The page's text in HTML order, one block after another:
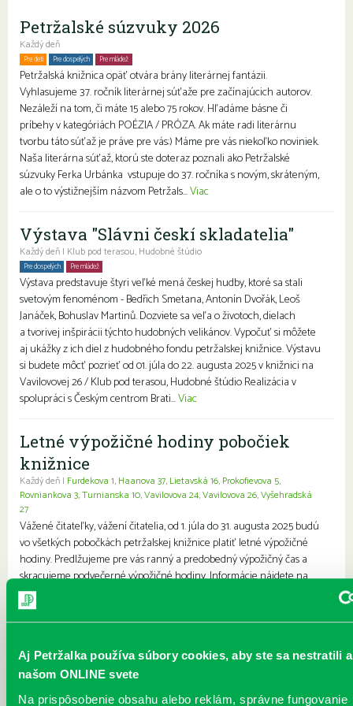
Aj Petržalka používa súbory cookies, aby ste sa nestratili
našom ONLINE svete
Na prispôsobenie obsahu alebo reklám, správne fungovanie
Petržalské súzvuky 2026
Každý deň
Pre deti Pre dospelých Pre mládež
Petržalská knižnica opäť otvára brány literárnej fantázii.
Vyhlasujeme 37. ročník literárnej súťaže pre začínajúcich autorov.
Nezáleží na tom, či máte 15 alebo 75 rokov. Hľadáme básne či
príbehy v kategóriách POÉZIA / PRÓZA. Ak máte radi literárnu
tvorbu táto súťaž je práve pre vás:) Máme pre vás niekoľko noviniek.
Naša literárna súťaž, ktorú ste doteraz poznali ako Petržalské
súzvuky Ferka Urbánka vstupuje do 37. ročníka s novým, skráteným,
ale o to výstižnejším názvom Petržals...Viac
Výstava "Slávni českí skladatelia"
Každý deň | Klub pod terasou, Hudobné štúdio
Pre dospelých Pre mládež
Výstava predstavuje štyri veľké mená českej hudby, ktoré sa stali
svetovým fenoménom - Bedřich Smetana, Antonín Dvořák, Leoš
Janáček, Bohuslav Martinů. Dozviete sa veľa o životoch, dielach
a tvorivej inšpirácii týchto hudobných velikánov. Vypočuť si môžete
aj ukážky z ich diel z hudobného fondu petržalskej knižnice. Výstavu
si budete môcť pozrieť od 01. júla do 22. augusta 2025 v knižnici na
Vavilovovej 26 / Klub pod terasou, Hudobné štúdio Realizácia v
spolupráci s Českým centrom Brati...Viac
Letné výpožičné hodiny pobočiek
knižnice
Každý deň | Furdekova 1, Haanova 37, Lietavská 16, Prokofievova 5,
Rovniankova 3,Turnianska 10,Vavilovova 24,Vavilovova 26,Vyšehradská
27
Vážené čitateľky, vážení čitatelia, od 1. júla do 31. augusta 2025 budú
vo všetkých pobočkách petržalskej knižnice platiť letné výpožičné
hodiny. Predlžujeme pre vás ranný a predobedný výpožičný čas a
skracujeme podvečerné výpožičné hodiny. Informácie nájdete na
našej webovej stránke www.kniznicapetrzalka.sk/pobocky. Sobotné
výpožičné služby budú počas letných prázdnin zrušené. Využite aj
možnosť objednať si knihy do nášho výdajného boxu, ktorý nájdete
Leto v knižnici - júl / august